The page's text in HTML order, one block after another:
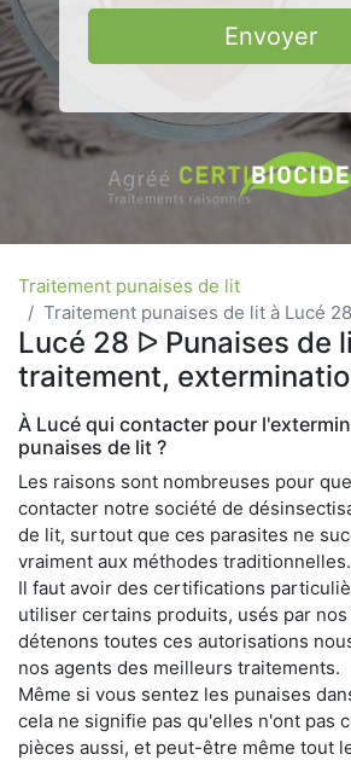
Envoyer
Traitement punaises de lit
Traitement punaises de lit à Lucé
Lucé 28 ᐅ Punaises de
traitement,
À Lucé qui contacter pour
punaises de lit ?
Les raisons sont nombreuses pour
contacter notre société de
de lit, surtout que ces parasites ne
vraiment aux méthodes traditionnelles.
Il faut avoir des certifications
utiliser certains produits, usés par
détenons toutes ces autorisations
nos agents des meilleurs traitements.
Même si vous sentez les punaises
cela ne signifie pas qu'elles n'ont pas
pièces aussi, et peut-être même tout